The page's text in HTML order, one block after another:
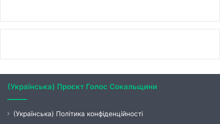
(Українська) Проєкт Голос Сокальщини
(Українська) Політика конфіденційності